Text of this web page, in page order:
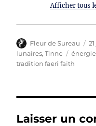
Afficher tous
Auteur
Fleur de Sureau
le
lunaires,Tinne
tradition faeri faith
Laisser un